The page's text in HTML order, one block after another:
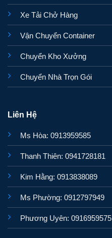
Xe Tải Chở Hàng
Vận Chuyển Container
Chuyển Kho Xưởng
Chuyển Nhà Trọn Gói
Liên Hệ
Ms Hòa: 0913959585
Thanh Thiên: 0941728181
Kim Hằng: 0913838089
Ms Phường: 0912797949
Phương Uyên: 0916959575